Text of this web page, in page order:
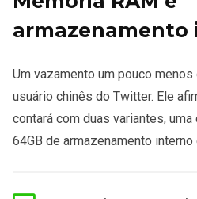
armazenamento
Um vazamento um pouco
usuário chinês do Twitter. Ele
contará com duas variantes,
64GB de armazenamento